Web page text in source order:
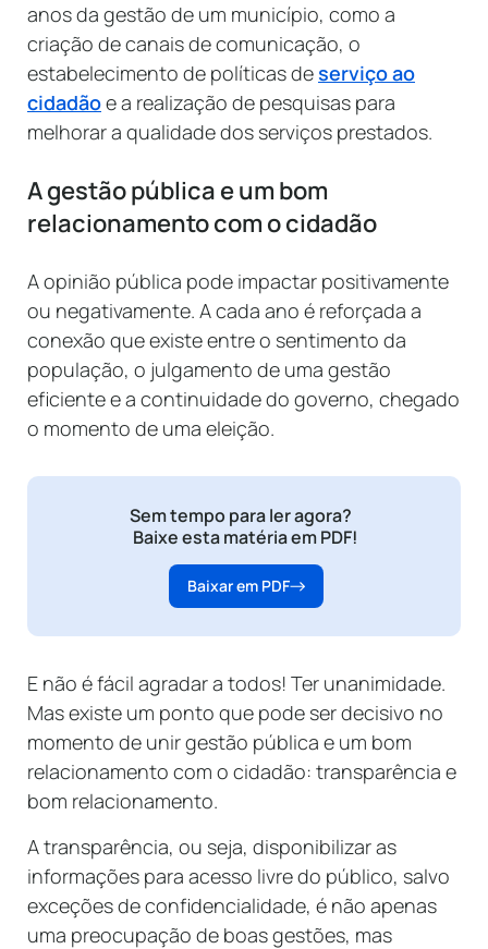
anos da gestão de um município, como a
criação de canais de comunicação, o
estabelecimento de políticas deserviço ao
cidadãoe a realização de pesquisas para
melhorar a qualidade dos serviços prestados.
A gestão pública e um bom
relacionamento com o cidadão
A opinião pública pode impactar positivamente
ou negativamente. A cada ano é reforçada a
conexão que existe entre o sentimento da
população, o julgamento de uma gestão
eficiente e a continuidade do governo, chegado
o momento de uma eleição.
Sem tempo para ler agora?
Baixe esta matéria em PDF!
Baixar em PDF
E não é fácil agradar a todos! Ter unanimidade.
Mas existe um ponto que pode ser decisivo no
momento de unir gestão pública e um bom
relacionamento com o cidadão: transparência e
bom relacionamento.
A transparência, ou seja, disponibilizar as
informações para acesso livre do público, salvo
exceções de confidencialidade, é não apenas
uma preocupação de boas gestões, mas